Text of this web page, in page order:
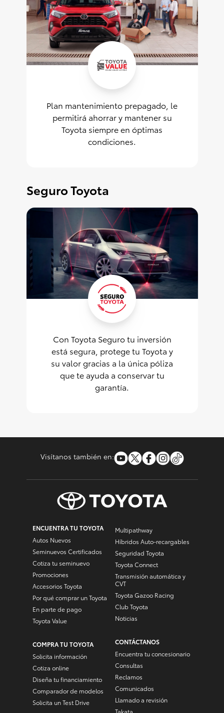
Plan mantenimiento prepagado, le
permitirá ahorrar y mantener su
Toyota siempre en óptimas
condiciones.
Seguro Toyota
Con Toyota Seguro tu inversión
está segura, protege tu Toyota y
su valor gracias a la única póliza
que te ayuda a conservar tu
garantía.
Visítanos también en:
ENCUENTRA TU TOYOTA
Autos Nuevos
Seminuevos Certificados
Cotiza tu seminuevo
Promociones
Accesorios Toyota
Por qué comprar un Toyota
En parte de pago
Toyota Value
COMPRA TU TOYOTA
Solicita información
Cotiza online
Diseña tu financiamiento
Comparador de modelos
Solicita un Test Drive
Multipathway
Híbridos Auto-recargables
Seguridad Toyota
Toyota Connect
Transmisión automática y
CVT
Toyota Gazoo Racing
Club Toyota
Noticias
CONTÁCTANOS
Encuentra tu concesionario
Consultas
Reclamos
Comunicados
Llamado a revisión
Takata